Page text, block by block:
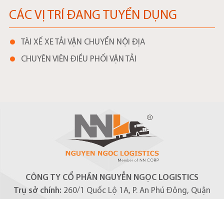
CÁC VỊ TRÍ ĐANG TUYỂN DỤNG
TÀI XẾ XE TẢI VẬN CHUYỂN NỘI ĐỊA
CHUYÊN VIÊN ĐIỀU PHỐI VẬN TẢI
CÔNG TY CỔ PHẦN NGUYỄN NGỌC LOGISTICS
Trụ sở chính: 260/1 Quốc Lộ 1A, P. An Phú Đông, Quận